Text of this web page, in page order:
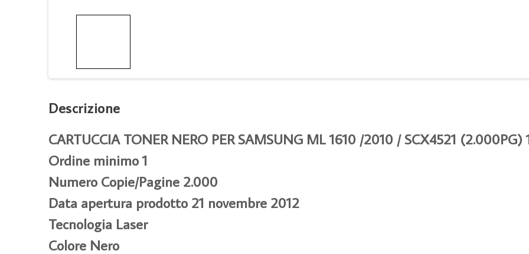
Descrizione
CARTUCCIA TONER NERO PER SAMSUNG ML 1610 /2010 / SCX4521 (2.000PG)
Ordine minimo 1
Numero Copie/Pagine 2.000
Data apertura prodotto 21 novembre 2012
Tecnologia Laser
Colore Nero